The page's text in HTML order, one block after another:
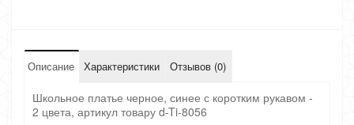
Описание Характеристики Отзывов (0)
Школьное платье черное, синее с коротким рукавом -
2 цвета, артикул товару d-Ti-8056